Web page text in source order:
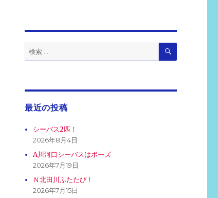
検
索:
検
最近の投稿
シーバス2匹！
2026年8月4日
A川河口シーバスはボーズ
2026年7月19日
Ｎ北田川ふたたび！
2026年7月15日